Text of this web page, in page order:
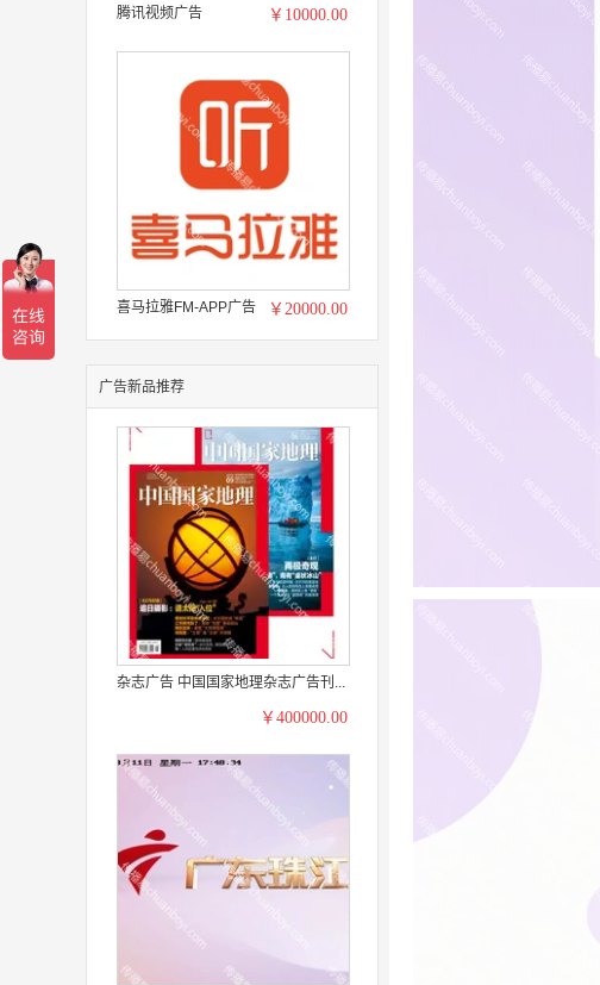
腾讯视频广告 ￥10000.00
喜马拉雅FM-APP广告 ￥20000.00
广告新品推荐
杂志广告 中国国家地理杂志广告刊...
￥400000.00